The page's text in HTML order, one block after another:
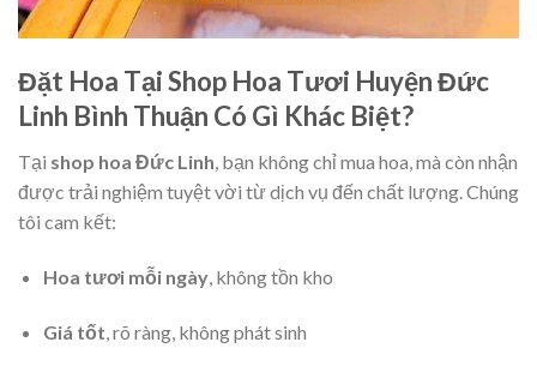
Đặt Hoa Tại Shop Hoa Tươi Huyện Đức
Linh Bình Thuận Có Gì Khác Biệt?
Tại shop hoa Đức Linh, bạn không chỉ mua hoa, mà còn nhận
được trải nghiệm tuyệt vời từ dịch vụ đến chất lượng. Chúng
tôi cam kết:
Hoa tươi mỗi ngày, không tồn kho
Giá tốt , rõ ràng, không phát sinh